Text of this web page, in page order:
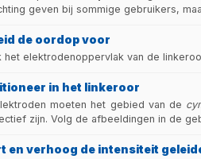
geven bij sommige gebruikers,
de oordop voor
het elektrodenoppervlak van de
in het linkeroor
moeten het gebied van de
zijn. Volg de afbeeldingen in de
en verhoog de intensiteit